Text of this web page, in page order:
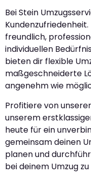
Bei Stein
freundlich,
individuellen
bieten dir flexible
maßgeschneiderte
angenehm wie
Profitiere von
unserem
heute für ein
gemeinsam deinen
planen und
bei deinem Umzug